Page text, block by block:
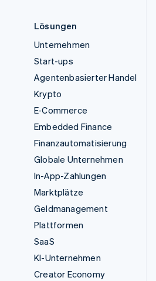
Lösungen
Unternehmen
Start-ups
Agentenbasierter Handel
Krypto
E-Commerce
Embedded Finance
Finanzautomatisierung
Globale Unternehmen
In-App-Zahlungen
Marktplätze
Geldmanagement
Plattformen
SaaS
KI-Unternehmen
Creator Economy